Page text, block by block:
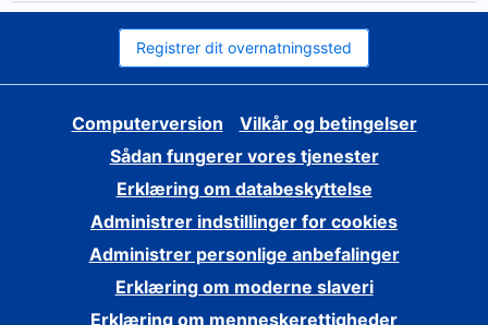
Registrer dit overnatningssted
Computerversion
Vilkår og betingelser
Sådan fungerer vores tjenester
Erklæring om databeskyttelse
Administrer indstillinger for cookies
Administrer personlige anbefalinger
Erklæring om moderne slaveri
Erklæring om menneskerettigheder